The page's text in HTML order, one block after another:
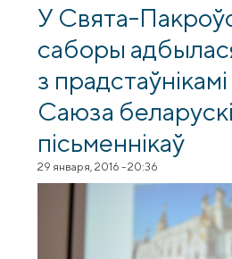
У Свята-
саборы
з прадстаўнікамі
Саюза
пісьменнікаў
29 января, 2016 - 20:36